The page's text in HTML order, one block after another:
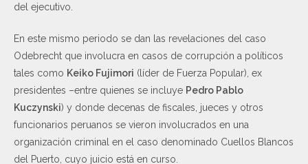
del ejecutivo.
En este mismo periodo se dan las revelaciones del caso
Odebrecht que involucra en casos de corrupción a políticos
tales como Keiko Fujimori (líder de Fuerza Popular), ex
presidentes –entre quienes se incluye Pedro Pablo
Kuczynski) y donde decenas de fiscales, jueces y otros
funcionarios peruanos se vieron involucrados en una
organización criminal en el caso denominado Cuellos Blancos
del Puerto, cuyo juicio está en curso.